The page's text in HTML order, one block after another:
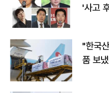
'사고
"한국
품 보